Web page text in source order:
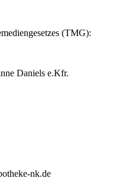
(TMG):
Daniels e.Kfr.
nk.de